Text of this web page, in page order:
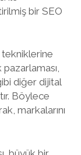
bir SEO
tekniklerine
pazarlaması,
diğer dijital
Böylece
markalarını